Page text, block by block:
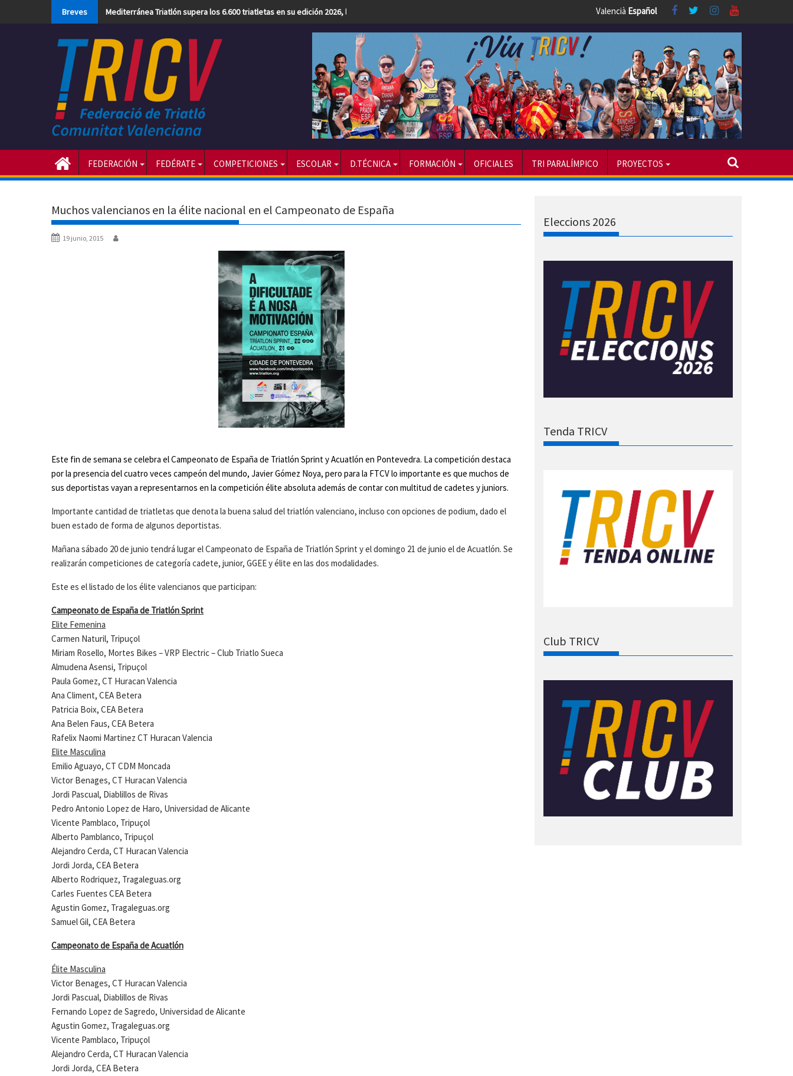
Breves Mediterránea Triatlón supera los 6.600 triatletas en su edición 2026, la más numerosa hasta la fecha Valencià Español
FEDERACIÓN FEDÉRATE COMPETICIONES ESCOLAR D.TÉCNICA FORMACIÓN OFICIALES TRI PARALÍMPICO PROYECTOS
Muchos valencianos en la élite nacional en el Campeonato de España
19 junio, 2015
Este fin de semana se celebra el Campeonato de España de Triatlón Sprint y Acuatlón en Pontevedra. La competición destaca
por la presencia del cuatro veces campeón del mundo, Javier Gómez Noya, pero para la FTCV lo importante es que muchos de
sus deportistas vayan a representarnos en la competición élite absoluta además de contar con multitud de cadetes y juniors.
Importante cantidad de triatletas que denota la buena salud del triatlón valenciano, incluso con opciones de podium, dado el
buen estado de forma de algunos deportistas.
Mañana sábado 20 de junio tendrá lugar el Campeonato de España de Triatlón Sprint y el domingo 21 de junio el de Acuatlón. Se
realizarán competiciones de categoría cadete, junior, GGEE y élite en las dos modalidades.
Este es el listado de los élite valencianos que participan:
Campeonato de España de Triatlón Sprint
Elite Femenina
Carmen Naturil, Tripuçol
Miriam Rosello, Mortes Bikes – VRP Electric – Club Triatlo Sueca
Almudena Asensi, Tripuçol
Paula Gomez, CT Huracan Valencia
Ana Climent, CEA Betera
Patricia Boix, CEA Betera
Ana Belen Faus, CEA Betera
Rafelix Naomi Martinez CT Huracan Valencia
Elite Masculina
Emilio Aguayo, CT CDM Moncada
Victor Benages, CT Huracan Valencia
Jordi Pascual, Diablillos de Rivas
Pedro Antonio Lopez de Haro, Universidad de Alicante
Vicente Pamblaco, Tripuçol
Alberto Pamblanco, Tripuçol
Alejandro Cerda, CT Huracan Valencia
Jordi Jorda, CEA Betera
Alberto Rodriquez, Tragaleguas.org
Carles Fuentes CEA Betera
Agustin Gomez, Tragaleguas.org
Samuel Gil, CEA Betera
Campeonato de España de Acuatlón
Élite Masculina
Victor Benages, CT Huracan Valencia
Jordi Pascual, Diablillos de Rivas
Fernando Lopez de Sagredo, Universidad de Alicante
Agustin Gomez, Tragaleguas.org
Vicente Pamblaco, Tripuçol
Alejandro Cerda, CT Huracan Valencia
Jordi Jorda, CEA Betera
Eleccions 2026
Tenda TRICV
Club TRICV